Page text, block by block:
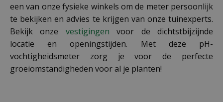
een van onze fysieke winkels om de meter persoonlijk
te bekijken en advies te krijgen van onze tuinexperts.
Bekijk onze vestigingen voor de dichtstbijzijnde
locatie en openingstijden. Met deze pH-
vochtigheidsmeter zorg je voor de perfecte
groeiomstandigheden voor al je planten!